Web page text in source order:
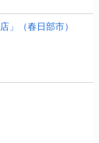
」（春日部市）